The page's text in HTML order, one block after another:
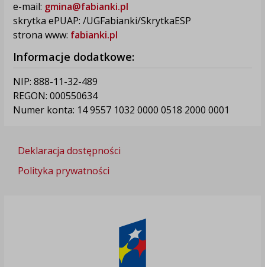
e-mail: gmina@fabianki.pl
skrytka ePUAP: /UGFabianki/SkrytkaESP
strona www: fabianki.pl
Informacje dodatkowe:
NIP: 888-11-32-489
REGON: 000550634
Numer konta: 14 9557 1032 0000 0518 2000 0001
Deklaracja dostępności
Polityka prywatności